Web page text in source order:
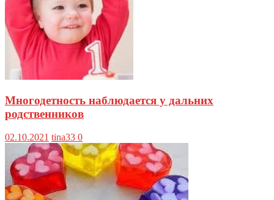
Многодетность наблюдается у дальних
родственников
02.10.2021 tina33 0